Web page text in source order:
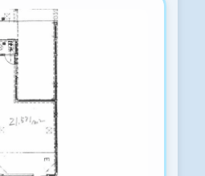
事前予約をお願いし
とします。
します。(*´σー｀)エヘ
近く
。